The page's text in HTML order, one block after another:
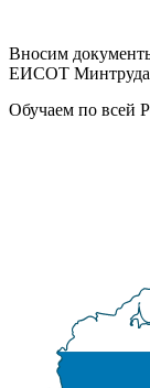
Вносим
ЕИСОТ Минтруда,
Обучаем по всей